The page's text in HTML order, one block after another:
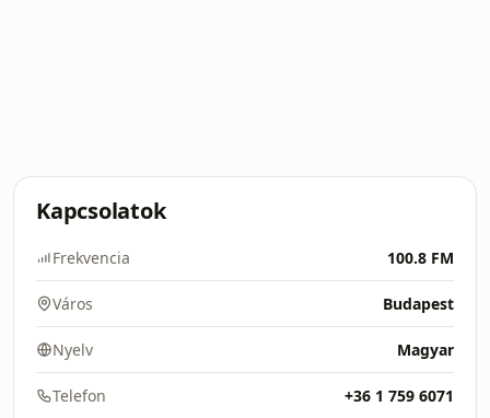
Kapcsolatok
Frekvencia 100.8 FM
Város Budapest
Nyelv Magyar
Telefon +36 1 759 6071